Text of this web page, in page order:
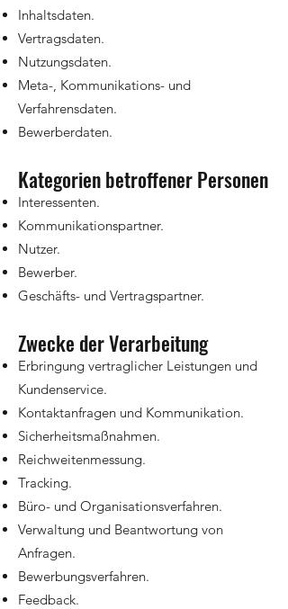
Inhaltsdaten.
Vertragsdaten.
Nutzungsdaten.
Meta-, Kommunikations- und
Verfahrensdaten.
Bewerberdaten.
Kategorien betroffener Personen
Interessenten.
Kommunikationspartner.
Nutzer.
Bewerber.
Geschäfts- und Vertragspartner.
Zwecke der Verarbeitung
Erbringung vertraglicher Leistungen und
Kundenservice.
Kontaktanfragen und Kommunikation.
Sicherheitsmaßnahmen.
Reichweitenmessung.
Tracking.
Büro- und Organisationsverfahren.
Verwaltung und Beantwortung von
Anfragen.
Bewerbungsverfahren.
Feedback.